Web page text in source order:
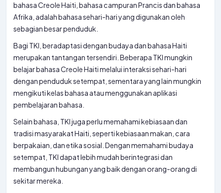
bahasa Creole Haiti, bahasa campuran Prancis dan bahasa
Afrika, adalah bahasa sehari-hari yang digunakan oleh
sebagian besar penduduk.
Bagi TKI, beradaptasi dengan budaya dan bahasa Haiti
merupakan tantangan tersendiri. Beberapa TKI mungkin
belajar bahasa Creole Haiti melalui interaksi sehari-hari
dengan penduduk setempat, sementara yang lain mungkin
mengikuti kelas bahasa atau menggunakan aplikasi
pembelajaran bahasa.
Selain bahasa, TKI juga perlu memahami kebiasaan dan
tradisi masyarakat Haiti, seperti kebiasaan makan, cara
berpakaian, dan etika sosial. Dengan memahami budaya
setempat, TKI dapat lebih mudah berintegrasi dan
membangun hubungan yang baik dengan orang-orang di
sekitar mereka.